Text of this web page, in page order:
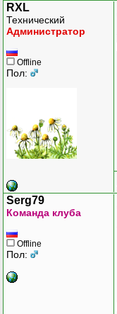
RXL
Технический
Администратор
Offline
Пол:
Serg79
Команда клуба
Offline
Пол: